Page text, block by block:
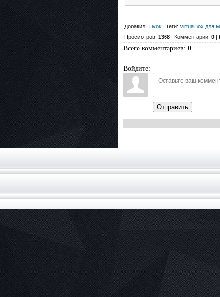
Добавил: Tivok | Теги: VirtualBox для
Просмотров: 1368 | Комментарии: 0 |
Всего комментариев: 0
Войдите:
Отправить